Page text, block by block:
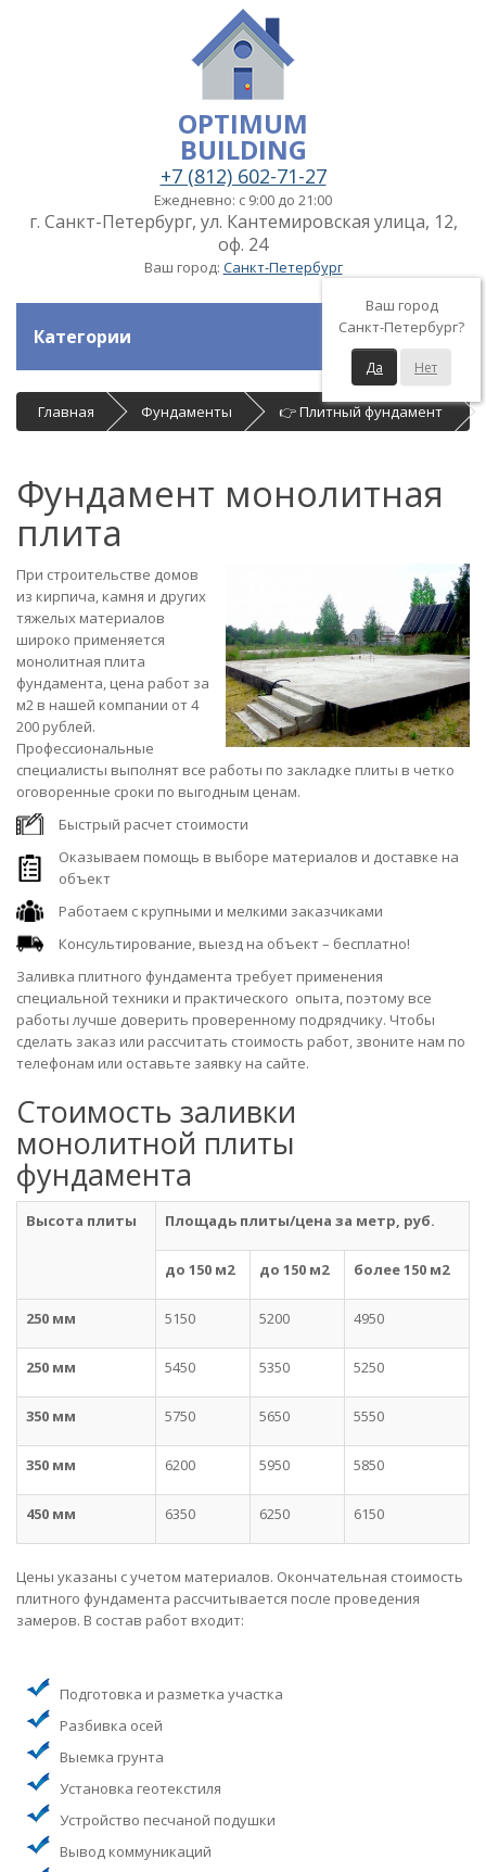
OPTIMUM
BUILDING
+7 (812) 602-71-27
Ежедневно: с 9:00 до 21:00
г. Санкт-Петербург, ул. Кантемировская улица, 12,
оф. 24
Ваш город: Санкт-Петербург
Ваш город
Санкт-Петербург?
Да Нет
Категории
Главная Фундаменты 👉 Плитный фундамент
Фундамент монолитная
плита
При строительстве домов
из кирпича, камня и других
тяжелых материалов
широко применяется
монолитная плита
фундамента, цена работ за
м2 в нашей компании от 4
200 рублей.
Профессиональные
специалисты выполнят все работы по закладке плиты в четко
оговоренные сроки по выгодным ценам.
Быстрый расчет стоимости
Оказываем помощь в выборе материалов и доставке на
объект
Работаем с крупными и мелкими заказчиками
Консультирование, выезд на объект – бесплатно!
Заливка плитного фундамента требует применения
специальной техники и практического опыта, поэтому все
работы лучше доверить проверенному подрядчику. Чтобы
сделать заказ или рассчитать стоимость работ, звоните нам по
телефонам или оставьте заявку на сайте.
Стоимость заливки
монолитной плиты
фундамента
Высота плиты Площадь плиты/цена за метр, руб.
до 150 м2 до 150 м2 более 150 м2
250 мм 5150 5200 4950
250 мм 5450 5350 5250
350 мм 5750 5650 5550
350 мм 6200 5950 5850
450 мм 6350 6250 6150
Цены указаны с учетом материалов. Окончательная стоимость
плитного фундамента рассчитывается после проведения
замеров. В состав работ входит:
Подготовка и разметка участка
Разбивка осей
Выемка грунта
Установка геотекстиля
Устройство песчаной подушки
Вывод коммуникаций